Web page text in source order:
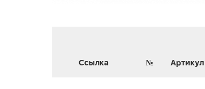
Ссылка № Артикул